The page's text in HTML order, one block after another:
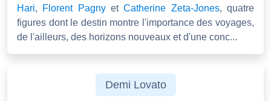
Hari, Florent PagnyetCatherine Zeta-Jones, quatre
figures dont le destin montre l'importance des voyages,
de l'ailleurs, des horizons nouveaux et d'une conc...
Demi Lovato